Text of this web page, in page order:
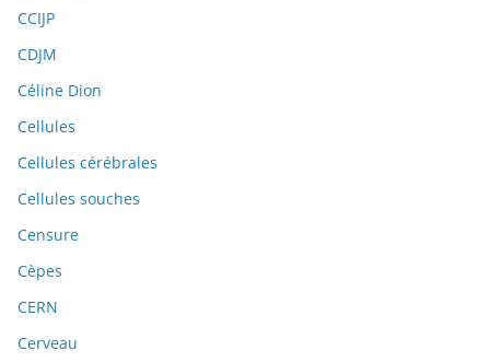
CCIJP
CDJM
Céline Dion
Cellules
Cellules cérébrales
Cellules souches
Censure
Cèpes
CERN
Cerveau